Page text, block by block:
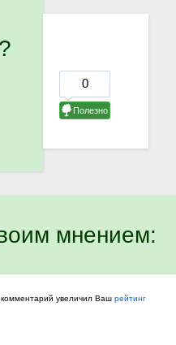
мнением:
увеличил Ваш рейтинг